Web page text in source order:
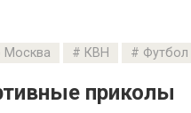
КВН Футбол
приколы